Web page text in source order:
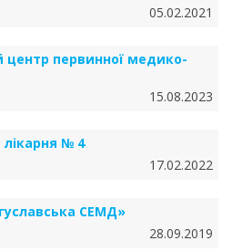
05.02.2021
центр первинної медико-
15.08.2023
лікарня № 4
17.02.2022
СЕМД»
28.09.2019